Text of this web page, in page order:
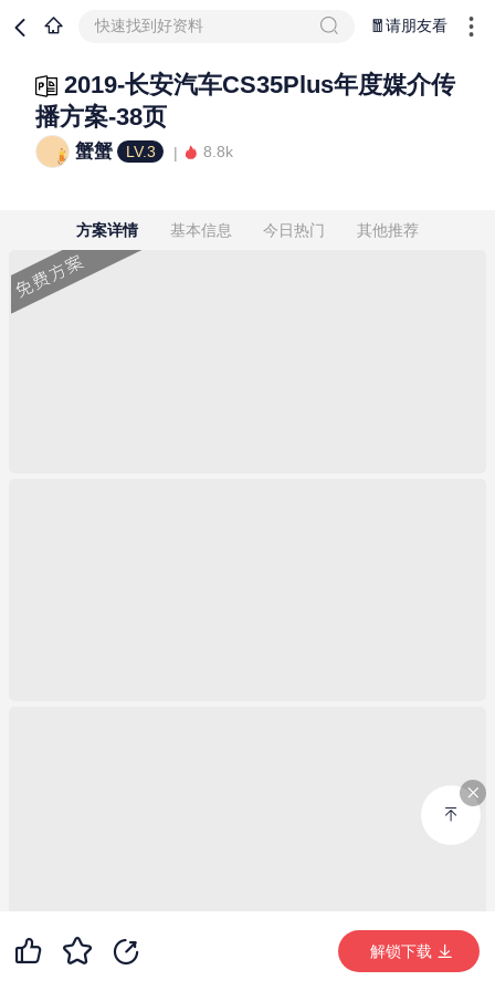
快速找到好资料 🧧请朋友看
2019-长安汽车CS35Plus年度媒介传
播方案-38页
蟹蟹 LV.3 8.8k
方案详情 基本信息 今日热门 其他推荐
解锁下载 (3971次)
解锁下载